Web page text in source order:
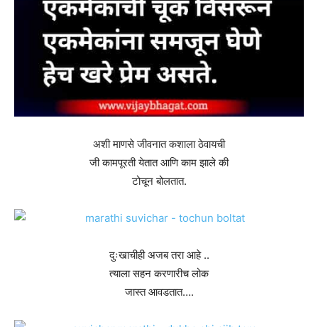
अशी माणसे जीवनात कशाला ठेवायची
जी कामपूरती येतात आणि काम झाले की
टोचून बोलतात.
दुःखाचीही अजब तरा आहे ..
त्याला सहन करणारीच लोक
जास्त आवडतात….